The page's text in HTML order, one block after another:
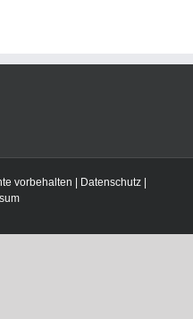
vorbehalten | Datenschutz